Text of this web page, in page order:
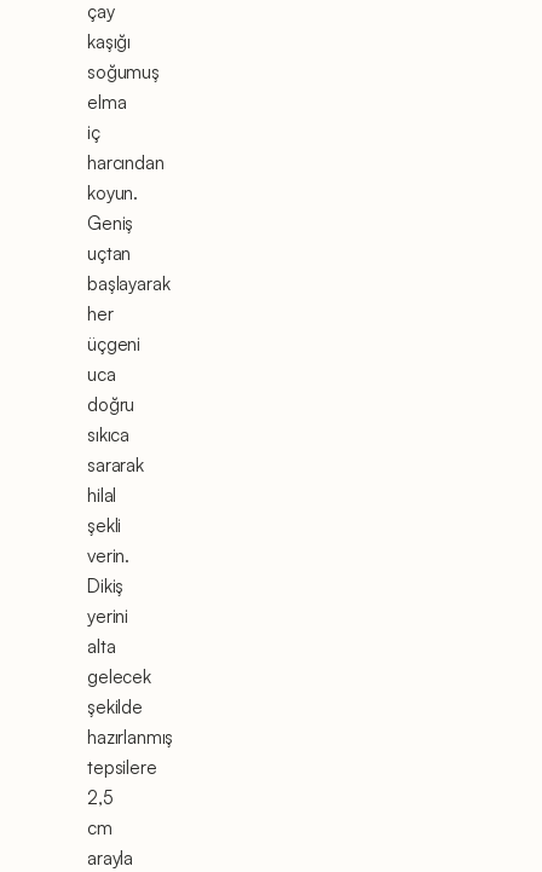
çay
kaşığı
soğumuş
elma
iç
harcından
koyun.
Geniş
uçtan
başlayarak
her
üçgeni
uca
doğru
sıkıca
sararak
hilal
şekli
verin.
Dikiş
yerini
alta
gelecek
şekilde
hazırlanmış
tepsilere
2,5
cm
arayla